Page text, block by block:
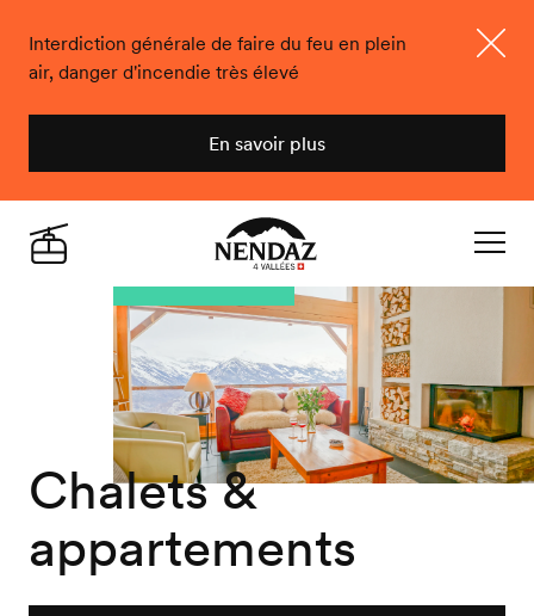
Interdiction générale de faire du feu en plein
air, danger d'incendie très élevé
En savoir plus
Nendaz
Chalets &
appartements